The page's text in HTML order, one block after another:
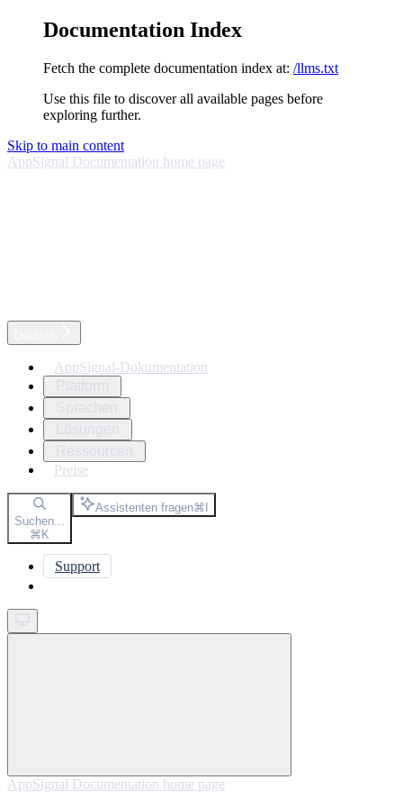
Documentation Index
Fetch the complete documentation index at: /llms.txt
Use this file to discover all available pages before
exploring further.
Skip to main content
AppSignal Documentation home page
AppSignal-Dokumentation
Preise
Suchen...
⌘K
Assistenten fragen⌘I
Support
AppSignal Documentation home page